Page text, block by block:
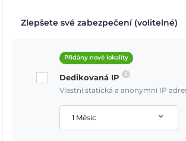
Zlepšete své zabezpečení (volitelné)
Přidány nové lokality
Dedikovaná IP
Vlastní statická a anonymní IP
1 Měsíc